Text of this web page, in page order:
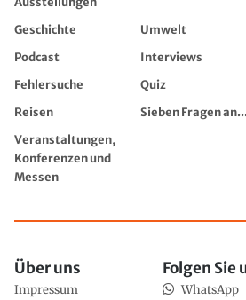
Geschichte Umwelt
Podcast
Interviews
Fehlersuche
Quiz
Reisen
Sieben Fragen
Veranstaltungen,
Konferenzen und
Messen
Über uns
Impressum
Folgen Sie
WhatsApp